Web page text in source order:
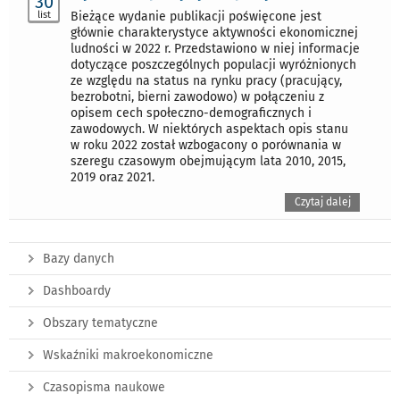
list
Bieżące wydanie publikacji poświęcone jest
głównie charakterystyce aktywności ekonomicznej
ludności w 2022 r. Przedstawiono w niej informacje
dotyczące poszczególnych populacji wyróżnionych
ze względu na status na rynku pracy (pracujący,
bezrobotni, bierni zawodowo) w połączeniu z
opisem cech społeczno-demograficznych i
zawodowych. W niektórych aspektach opis stanu
w roku 2022 został wzbogacony o porównania w
szeregu czasowym obejmującym lata 2010, 2015,
2019 oraz 2021.
Czytaj dalej
Bazy danych
Dashboardy
Obszary tematyczne
Wskaźniki makroekonomiczne
Czasopisma naukowe